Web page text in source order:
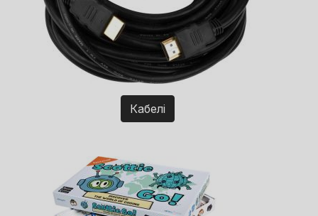
Кабелі